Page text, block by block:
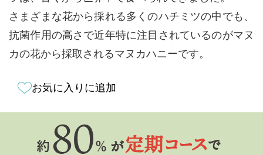
さまざまな花から採れる多くのハチミツの中でも、
抗菌作用の高さで近年特に注目されているのがマヌ
カの花から採取されるマヌカハニーです。
お気に入りに追加